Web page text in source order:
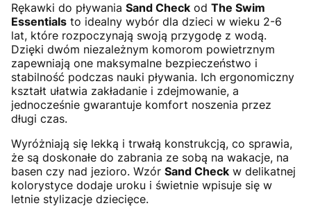
Rękawki do pływania Sand Check od The Swim
Essentials to idealny wybór dla dzieci w wieku 2-6
lat, które rozpoczynają swoją przygodę z wodą.
Dzięki dwóm niezależnym komorom powietrznym
zapewniają one maksymalne bezpieczeństwo i
stabilność podczas nauki pływania. Ich ergonomiczny
kształt ułatwia zakładanie i zdejmowanie, a
jednocześnie gwarantuje komfort noszenia przez
długi czas.
Wyróżniają się lekką i trwałą konstrukcją, co sprawia,
że są doskonałe do zabrania ze sobą na wakacje, na
basen czy nad jezioro. Wzór Sand Check w delikatnej
kolorystyce dodaje uroku i świetnie wpisuje się w
letnie stylizacje dziecięce.